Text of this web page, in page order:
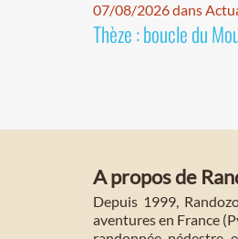
07/08/2026 dans
Thèze : boucle du
A propos de
Depuis 1999,
aventures en France